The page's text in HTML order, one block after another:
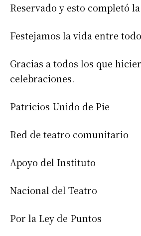
Reservado y esto completó
Festejamos la vida entre
Gracias a todos los que
celebraciones.
Patricios Unido de Pie
Red de teatro comunitario
Apoyo del Instituto
Nacional del Teatro
Por la Ley de Puntos